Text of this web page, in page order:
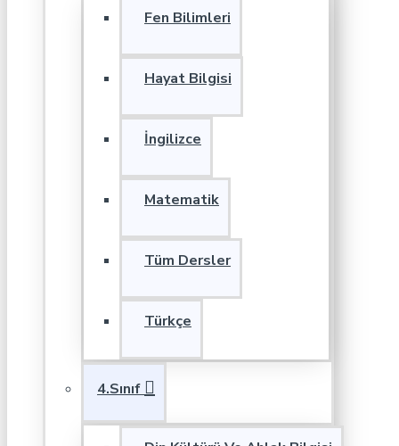
Fen Bilimleri
Hayat Bilgisi
İngilizce
Matematik
Tüm Dersler
Türkçe
4.Sınıf